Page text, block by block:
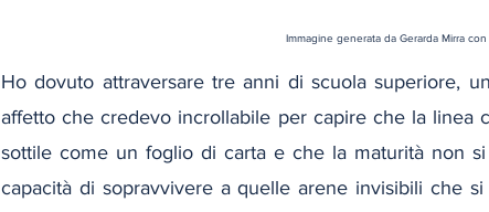
Immagine generata da Gerarda Mirra con
Ho dovuto attraversare tre anni di scuola superiore,
affetto che credevo incrollabile per capire che la linea
sottile come un foglio di carta e che la maturità non
capacità di sopravvivere a quelle arene invisibili che